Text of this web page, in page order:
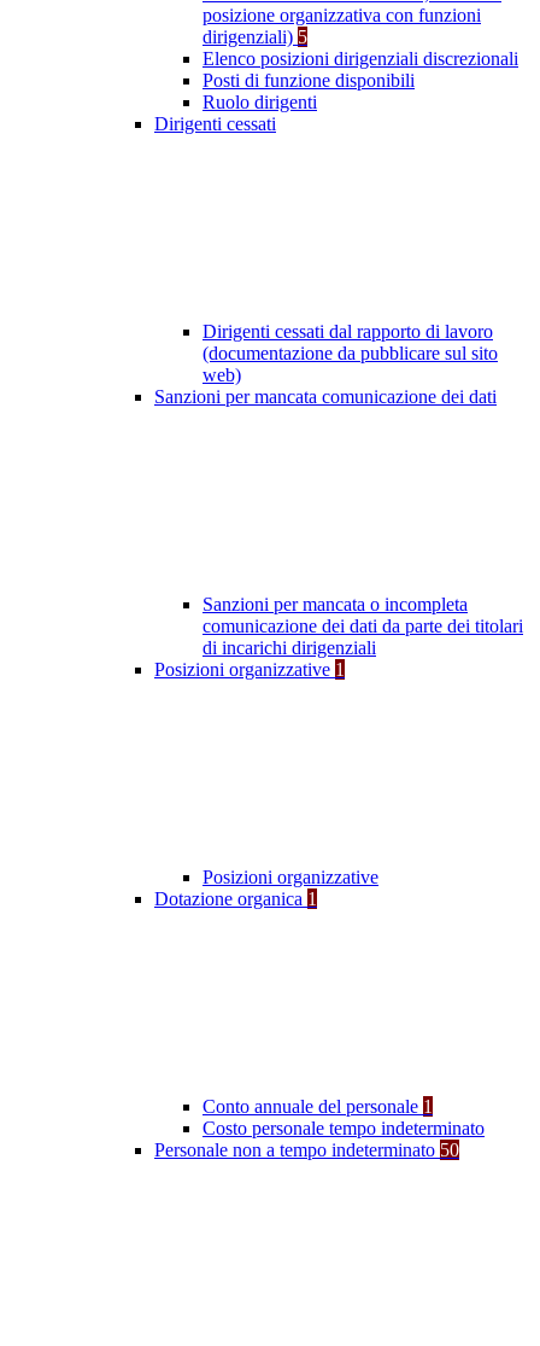
posizione organizzativa con funzioni
dirigenziali) 5
Elenco posizioni dirigenziali discrezionali
Posti di funzione disponibili
Ruolo dirigenti
Dirigenti cessati
Dirigenti cessati dal rapporto di lavoro
(documentazione da pubblicare sul sito
web)
Sanzioni per mancata comunicazione dei dati
Sanzioni per mancata o incompleta
comunicazione dei dati da parte dei titolari
di incarichi dirigenziali
Posizioni organizzative 1
Posizioni organizzative
Dotazione organica 1
Conto annuale del personale 1
Costo personale tempo indeterminato
Personale non a tempo indeterminato 50